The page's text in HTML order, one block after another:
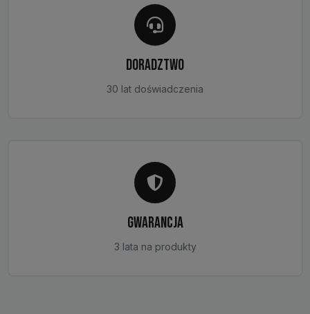
DORADZTWO
30 lat doświadczenia
GWARANCJA
3 lata na produkty